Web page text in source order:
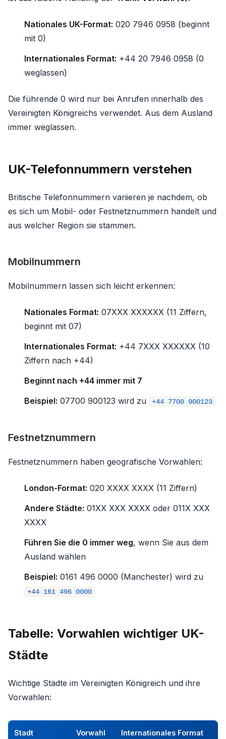
Nationales UK-Format: 020 7946 0958 (beginnt
mit 0)
Internationales Format: +44 20 7946 0958 (0
weglassen)
Die führende 0 wird nur bei Anrufen innerhalb des
Vereinigten Königreichs verwendet. Aus dem Ausland
immer weglassen.
UK-Telefonnummern verstehen
Britische Telefonnummern variieren je nachdem, ob
es sich um Mobil- oder Festnetznummern handelt und
aus welcher Region sie stammen.
Mobilnummern
Mobilnummern lassen sich leicht erkennen:
Nationales Format: 07XXX XXXXXX (11 Ziffern,
beginnt mit 07)
Internationales Format: +44 7XXX XXXXXX (10
Ziffern nach +44)
Beginnt nach +44 immer mit 7
Beispiel: 07700 900123 wird zu +44 7700 900123
Festnetznummern
Festnetznummern haben geografische Vorwahlen:
London-Format: 020 XXXX XXXX (11 Ziffern)
Andere Städte: 01XX XXX XXXX oder 011X XXX
XXXX
Führen Sie die 0 immer weg, wenn Sie aus dem
Ausland wählen
Beispiel: 0161 496 0000 (Manchester) wird zu
+44 161 496 0000
Tabelle: Vorwahlen wichtiger UK-
Städte
Wichtige Städte im Vereinigten Königreich und ihre
Vorwahlen:
Stadt Vorwahl Internationales Format